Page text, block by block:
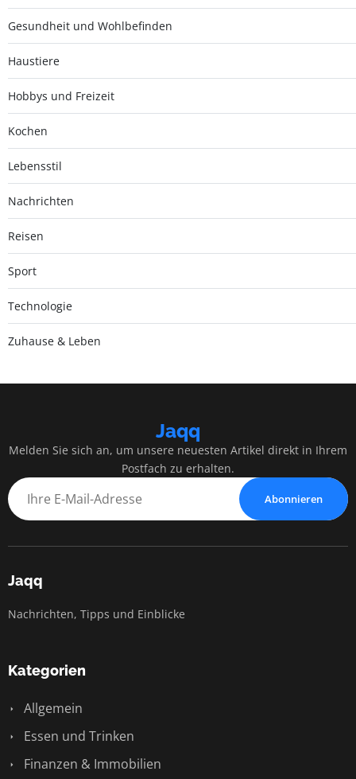
Gesundheit und Wohlbefinden
Haustiere
Hobbys und Freizeit
Kochen
Lebensstil
Nachrichten
Reisen
Sport
Technologie
Zuhause & Leben
Jaqq
Melden Sie sich an, um unsere neuesten Artikel direkt in Ihrem
Postfach zu erhalten.
Abonnieren
Jaqq
Nachrichten, Tipps und Einblicke
Kategorien
Allgemein
Essen und Trinken
Finanzen & Immobilien